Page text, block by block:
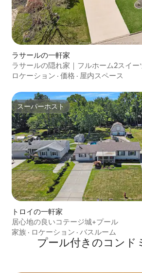
ラサールの一軒家
ラサールの隠れ家｜フルホーム2スイー
ロケーション · 価格 · 屋内スペース
スーパーホスト
スーパーホスト
トロイの一軒家
居心地の良いコテージ城+プール
家族 · ロケーション · バスルーム
プール付きのコンド